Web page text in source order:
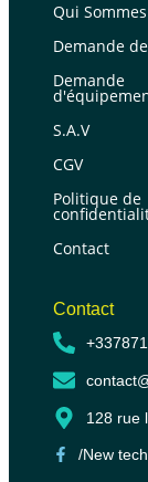
Qui
Demande
Demande
S.A.V
CGV
Politique de
Contact
Contact
128 rue
/New